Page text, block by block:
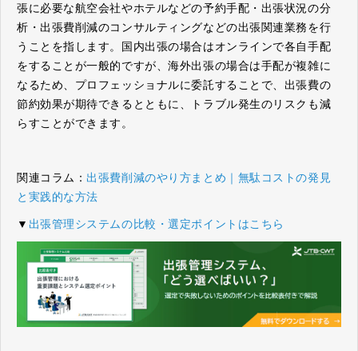
張に必要な航空会社やホテルなどの予約手配・出張状況の分
析・出張費削減のコンサルティングなどの出張関連業務を行
うことを指します。国内出張の場合はオンラインで各自手配
をすることが一般的ですが、海外出張の場合は手配が複雑に
なるため、プロフェッショナルに委託することで、出張費の
節約効果が期待できるとともに、トラブル発生のリスクも減
らすことができます。
関連コラム： 出張費削減のやり方まとめ｜無駄コストの発見
と実践的な方法
▼ 出張管理システムの比較・選定ポイントはこちら